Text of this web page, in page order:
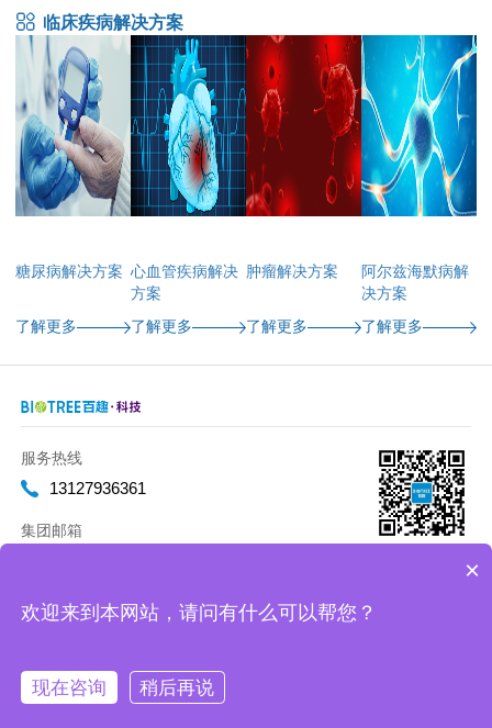
临床疾病解决方案
糖尿病解决方案 心血管疾病解决
方案
肿瘤解决方案
阿尔兹海默病解
决方案
了解更多
了解更多 了解更多 了解更多
服务热线
13127936361
集团邮箱
×
欢迎来到本网站，请问有什么可以帮您？
现在咨询 稍后再说